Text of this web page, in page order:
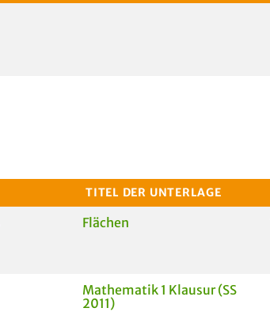
TITEL DER UNTERLAGE
Flächen
Mathematik 1 Klausur (SS
2011)